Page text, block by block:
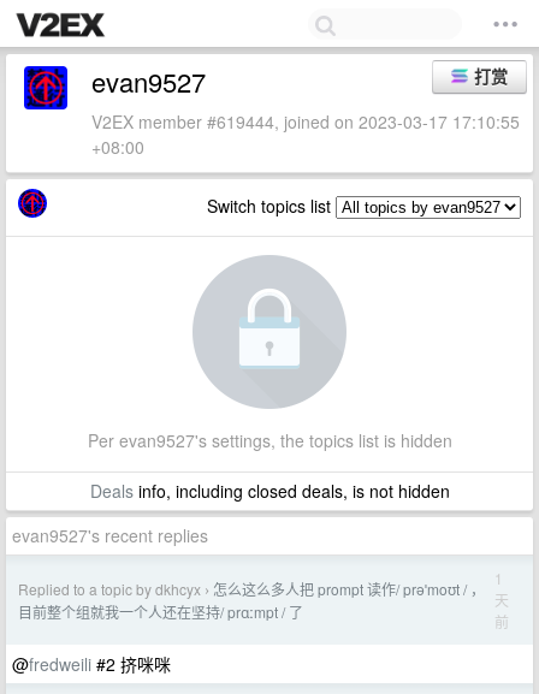
打赏
evan9527
V2EX member #619444, joined on 2023-03-17 17:10:55
+08:00
Switch topics list
Per evan9527's settings, the topics list is hidden
Dealsinfo, including closed deals, is not hidden
evan9527's recent replies
Replied to a topic by dkhcyx › 怎么这么多人把 prompt 读作/ prəˈmoʊt / ，
目前整个组就我一个人还在坚持/ prɑːmpt / 了
1
天
前
@fredweili #2 挤咪咪